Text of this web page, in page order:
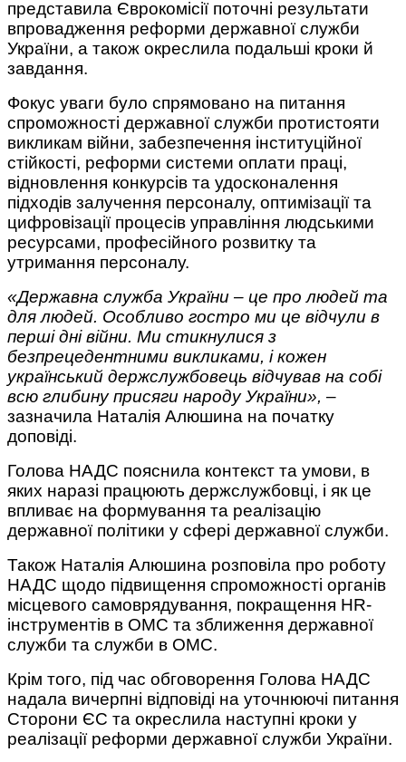
представила Єврокомісії поточні результати
впровадження реформи державної служби
України, а також окреслила подальші кроки й
завдання.
Фокус уваги було спрямовано на питання
спроможності державної служби протистояти
викликам війни, забезпечення інституційної
стійкості, реформи системи оплати праці,
відновлення конкурсів та удосконалення
підходів залучення персоналу, оптимізації та
цифровізації процесів управління людськими
ресурсами, професійного розвитку та
утримання персоналу.
«Державна служба України – це про людей та
для людей. Особливо гостро ми це відчули в
перші дні війни. Ми стикнулися з
безпрецедентними викликами, і кожен
український держслужбовець відчував на собі
всю глибину присяги народу України», –
зазначила Наталія Алюшина на початку
доповіді.
Голова НАДС пояснила контекст та умови, в
яких наразі працюють держслужбовці, і як це
впливає на формування та реалізацію
державної політики у сфері державної служби.
Також Наталія Алюшина розповіла про роботу
НАДС щодо підвищення спроможності органів
місцевого самоврядування, покращення HR-
інструментів в ОМС та зближення державної
служби та служби в ОМС.
Крім того, під час обговорення Голова НАДС
надала вичерпні відповіді на уточнюючі питання
Сторони ЄС та окреслила наступні кроки у
реалізації реформи державної служби України.